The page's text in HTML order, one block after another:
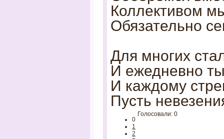
Коллективом
Обязательно
Для многих
И ежедневно
И каждому
Пусть
0
1
2
Голосовали: 0